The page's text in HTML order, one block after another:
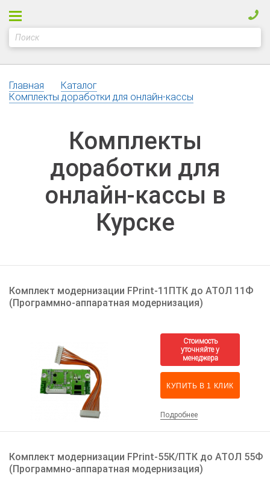
Главная
Каталог
Комплекты доработки для онлайн-кассы
Комплекты
доработки для
онлайн-кассы в
Курске
Комплект модернизации FPrint-11ПТК до АТОЛ 11Ф
(Программно-аппаратная модернизация)
КУПИТЬ В 1 КЛИК
Подробнее
Комплект модернизации FPrint-55К/ПТК до АТОЛ 55Ф
(Программно-аппаратная модернизация)